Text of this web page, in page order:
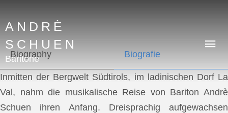
ANDRÈ
SCHUEN
Baritone
Biography Biografie
Inmitten der Bergwelt Südtirols, im ladinischen Dorf La
Val, nahm die musikalische Reise von Bariton Andrè
Schuen ihren Anfang. Dreisprachig aufgewachsen